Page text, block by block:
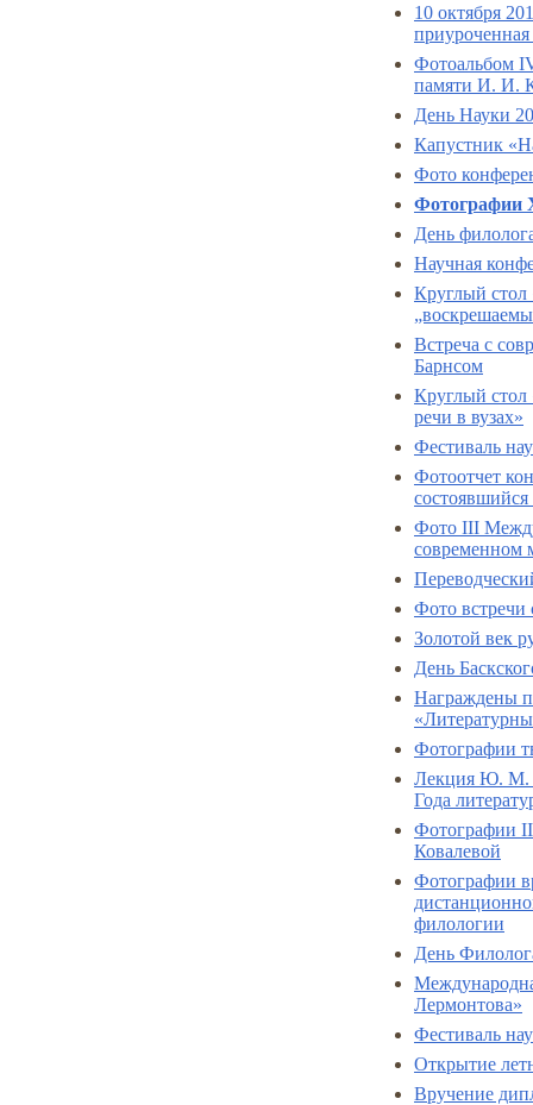
10 октября
Фотоальбом
памяти И. И.
День Науки
Капустник
Фото
Фотографии
День
Научная
Круглый стол
Встреча с
Барнсом
Круглый стол
речи в вузах»
Фестиваль
Фотоотчет
состоявшийся
Фото III
современном
Фото
Золотой век
День
Награждены
Фотографии
Лекция Ю. М.
Года
Фотографии
Ковалевой
Фотографии
филологии
День
Лермонтова»
Фестиваль
Открытие
Вручение